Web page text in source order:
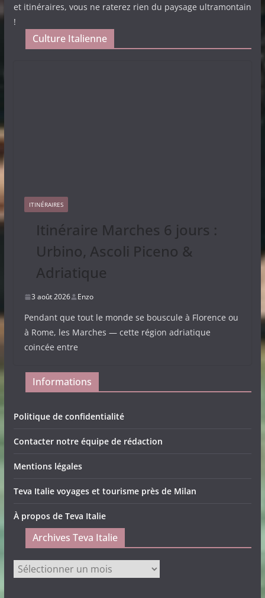
et itinéraires, vous ne raterez rien du paysage ultramontain
!
Culture Italienne
ITINÉRAIRES
Itinéraire Marches 6 jours :
Urbino, Ascoli Piceno &
Adriatique
3 août 2026 Enzo
Pendant que tout le monde se bouscule à Florence ou
à Rome, les Marches — cette région adriatique
coincée entre
Informations
Politique de confidentialité
Contacter notre équipe de rédaction
Mentions légales
Teva Italie voyages et tourisme près de Milan
À propos de Teva Italie
Archives Teva Italie
Archives